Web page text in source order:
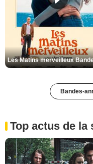
Bandes-
Top actus de la